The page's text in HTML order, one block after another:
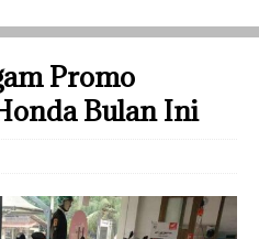
Promo
Bulan Ini